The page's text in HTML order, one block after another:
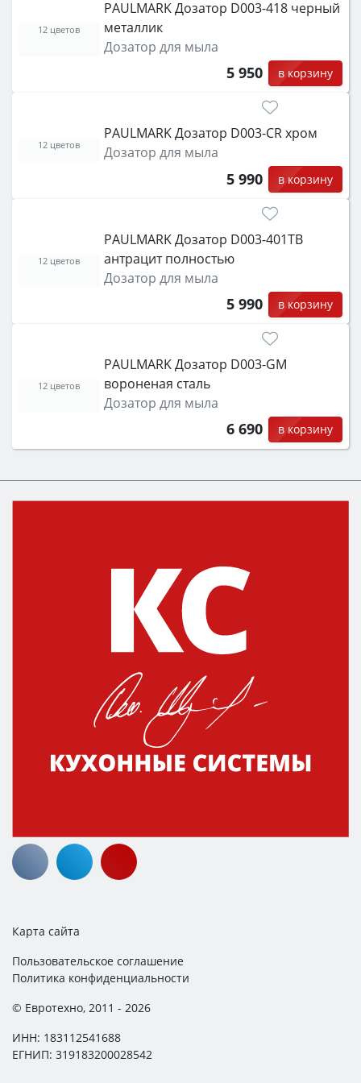
PAULMARK Дозатор D003-418 черный
металлик
Дозатор для мыла
5 950 в корзину
12 цветов
PAULMARK Дозатор D003-CR хром
Дозатор для мыла
5 990 в корзину
12 цветов
PAULMARK Дозатор D003-401TB
антрацит полностью
Дозатор для мыла
5 990 в корзину
12 цветов
PAULMARK Дозатор D003-GM
вороненая сталь
Дозатор для мыла
6 690 в корзину
12 цветов
Карта сайта
Пользовательское соглашение
Политика конфиденциальности
© Евротехно, 2011 - 2026
ИНН: 183112541688
ЕГНИП: 319183200028542